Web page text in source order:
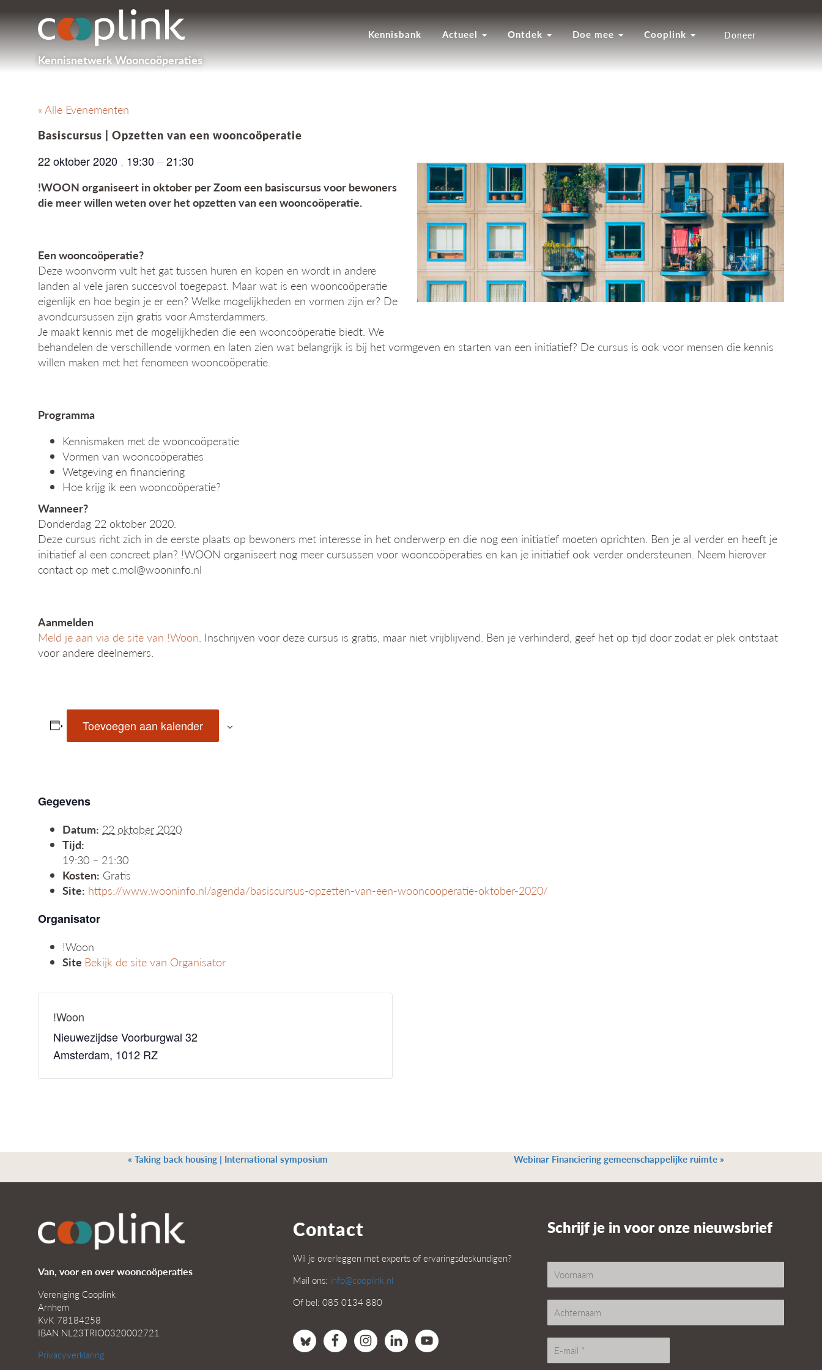
Kennisnetwerk Wooncoöperaties
Kennisbank Actueel Ontdek Doe mee Cooplink Doneer
« Alle Evenementen
Basiscursus | Opzetten van een wooncoöperatie
22 oktober 2020 , 19:30 –21:30
!WOON organiseert in oktober per Zoom een basiscursus voor bewoners
die meer willen weten over het opzetten van een wooncoöperatie.
Een wooncoöperatie?
Deze woonvorm vult het gat tussen huren en kopen en wordt in andere
landen al vele jaren succesvol toegepast. Maar wat is een wooncoöperatie
eigenlijk en hoe begin je er een? Welke mogelijkheden en vormen zijn er? De
avondcursussen zijn gratis voor Amsterdammers.
Je maakt kennis met de mogelijkheden die een wooncoöperatie biedt. We
behandelen de verschillende vormen en laten zien wat belangrijk is bij het vormgeven en starten van een initiatief? De cursus is ook voor mensen die kennis
willen maken met het fenomeen wooncoöperatie.
Programma
Kennismaken met de wooncoöperatie
Vormen van wooncoöperaties
Wetgeving en financiering
Hoe krijg ik een wooncoöperatie?
Wanneer?
Donderdag 22 oktober 2020.
Deze cursus richt zich in de eerste plaats op bewoners met interesse in het onderwerp en die nog een initiatief moeten oprichten. Ben je al verder en heeft je
initiatief al een concreet plan? !WOON organiseert nog meer cursussen voor wooncoöperaties en kan je initiatief ook verder ondersteunen. Neem hierover
contact op met c.mol@wooninfo.nl
Aanmelden
Meld je aan via de site van !Woon. Inschrijven voor deze cursus is gratis, maar niet vrijblijvend. Ben je verhinderd, geef het op tijd door zodat er plek ontstaat
voor andere deelnemers.
Toevoegen aan kalender
Gegevens
Datum: 22 oktober 2020
Tijd:
19:30 – 21:30
Kosten: Gratis
Site: https://www.wooninfo.nl/agenda/basiscursus-opzetten-van-een-wooncooperatie-oktober-2020/
Organisator
!Woon
Site Bekijk de site van Organisator
!Woon
Nieuwezijdse Voorburgwal 32
Amsterdam, 1012 RZ
« Taking back housing | International symposium Webinar Financiering gemeenschappelijke ruimte »
Van, voor en over wooncoöperaties
Vereniging Cooplink
Arnhem
KvK 78184258
IBAN NL23TRIO0320002721
Privacyverklaring
Contact
Wil je overleggen met experts of ervaringsdeskundigen?
Mail ons: info@cooplink.nl
Of bel: 085 0134 880
Schrijf je in voor onze nieuwsbrief